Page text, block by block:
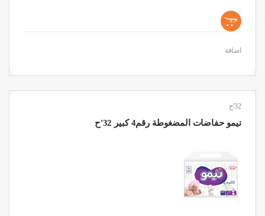
+
اضافة
32'ح
تيمو حفاضات المضغوطة رقم4 كبير 32'ح